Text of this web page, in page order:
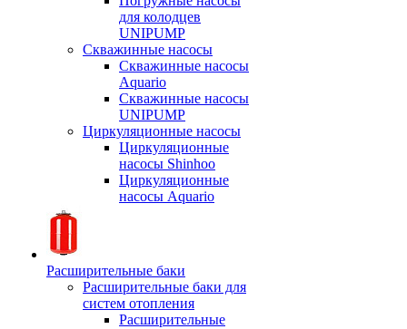
для колодцев
UNIPUMP
Скважинные насосы
Скважинные насосы
Aquario
Скважинные насосы
UNIPUMP
Циркуляционные насосы
Циркуляционные
насосы Shinhoo
Циркуляционные
насосы Aquario
Расширительные баки
Расширительные баки для
систем отопления
Расширительные